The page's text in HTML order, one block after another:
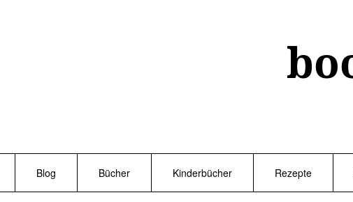
Blog Bücher Kinderbücher Rezepte